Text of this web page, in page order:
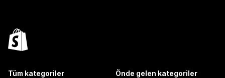
Tüm kategoriler Önde gelen kategoriler